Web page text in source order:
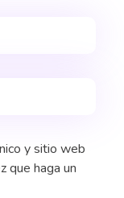
y sitio web
que haga un